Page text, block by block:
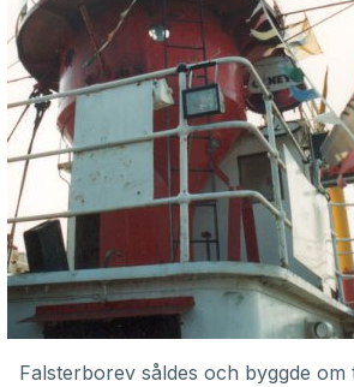
Falsterborev såldes och byggde